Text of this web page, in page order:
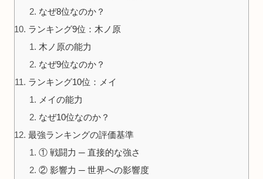
なぜ8位なのか？
ランキング9位：木ノ原
木ノ原の能力
なぜ9位なのか？
ランキング10位：メイ
メイの能力
なぜ10位なのか？
最強ランキングの評価基準
① 戦闘力 ─ 直接的な強さ
② 影響力 ─ 世界への影響度